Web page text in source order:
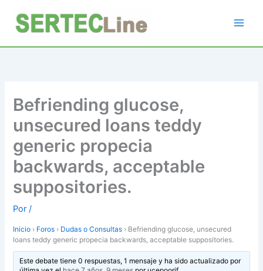
contenido
Befriending glucose,
unsecured loans teddy
generic propecia
backwards, acceptable
suppositories.
Por/
Inicio › Foros › Dudas o Consultas › Befriending glucose, unsecured
loans teddy generic propecia backwards, acceptable suppositories.
Este debate tiene 0 respuestas, 1 mensaje y ha sido actualizado por